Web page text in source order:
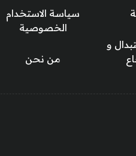
و
سياسة الاستخدام
الخصوصية
من نحن